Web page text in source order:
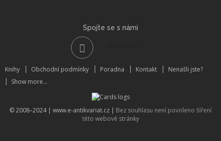
Spojte se s námi
Knihy Obchodní podmínky Poradna Kontakt
Nenašli jste?
Show more...
© 2008–2024 | www.e-antikvariat.cz | Bez souhlasu není povoleno šíření
této webové stránky